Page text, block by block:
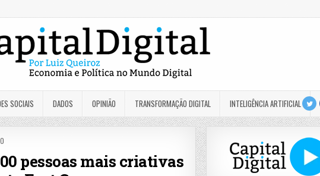
SOCIAIS DADOS OPINIÃO TRANSFORMAÇÃO DIGITAL INTELIGÊNCIA ARTIFICIAL
pessoas mais criativas